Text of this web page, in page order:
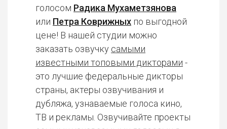
голосом Радика Мухаметзянова
или Петра Коврижных по выгодной
цене! В нашей студии можно
заказать озвучку самыми
известными топовыми дикторами -
это лучшие федеральные дикторы
страны, актеры озвучивания и
дубляжа, узнаваемые голоса кино,
ТВ и рекламы. Озвучивайте проекты